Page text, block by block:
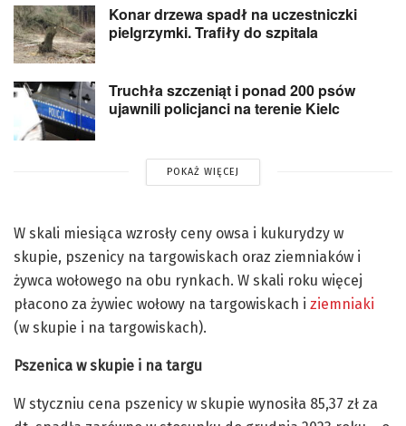
Konar drzewa spadł na uczestniczki
pielgrzymki. Trafiły do szpitala
Truchła szczeniąt i ponad 200 psów
ujawnili policjanci na terenie Kielc
POKAŻ WIĘCEJ
W skali miesiąca wzrosły ceny owsa i kukurydzy w
skupie, pszenicy na targowiskach oraz ziemniaków i
żywca wołowego na obu rynkach. W skali roku więcej
płacono za żywiec wołowy na targowiskach i ziemniaki
(w skupie i na targowiskach).
Pszenica w skupie i na targu
W styczniu cena pszenicy w skupie wynosiła 85,37 zł za